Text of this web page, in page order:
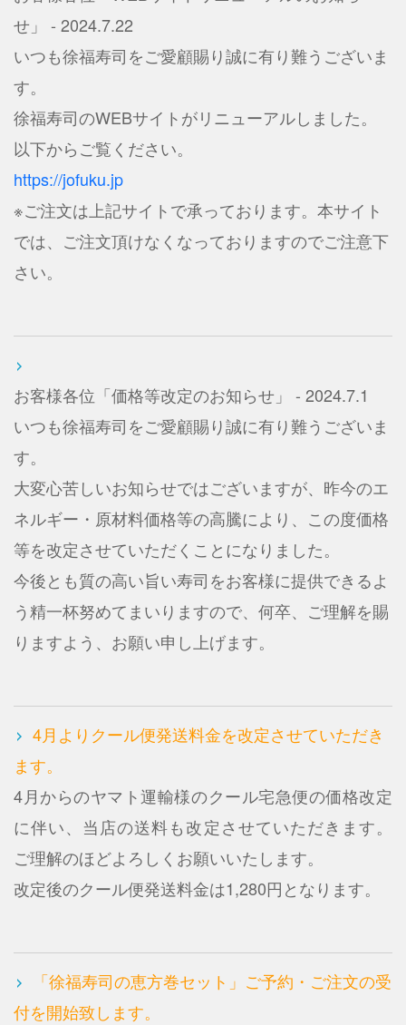
せ」 - 2024.7.22
いつも徐福寿司をご愛顧賜り誠に有り難うございま
す。
徐福寿司のWEBサイトがリニューアルしました。
以下からご覧ください。
https://jofuku.jp
※ご注文は上記サイトで承っております。本サイト
では、ご注文頂けなくなっておりますのでご注意下
さい。
お客様各位「価格等改定のお知らせ」 - 2024.7.1
いつも徐福寿司をご愛顧賜り誠に有り難うございま
す。
大変心苦しいお知らせではございますが、昨今のエ
ネルギー・原材料価格等の高騰により、この度価格
等を改定させていただくことになりました。
今後とも質の高い旨い寿司をお客様に提供できるよ
う精一杯努めてまいりますので、何卒、ご理解を賜
りますよう、お願い申し上げます。
4月よりクール便発送料金を改定させていただき
ます。
4月からのヤマト運輸様のクール宅急便の価格改定
に伴い、当店の送料も改定させていただきます。
ご理解のほどよろしくお願いいたします。
改定後のクール便発送料金は1,280円となります。
「徐福寿司の恵方巻セット」ご予約・ご注文の受
付を開始致します。